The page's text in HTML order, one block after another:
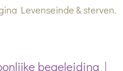
Levenseinde & sterven.
begeleiding |